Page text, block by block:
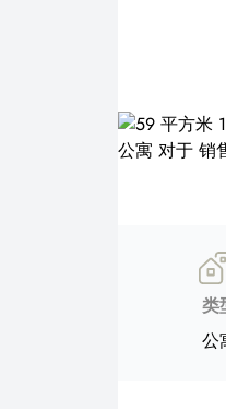
类
公